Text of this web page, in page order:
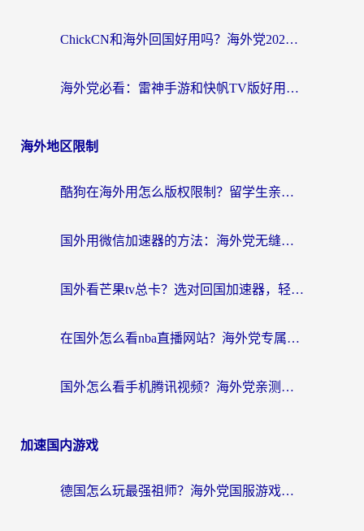
ChickCN和海外回国好用吗？海外党2026亲测：从手游到影音，选对加速器的3个关键
海外党必看：雷神手游和快帆TV版好用吗？3步选对回国加速器不踩坑
海外地区限制
酷狗在海外用怎么版权限制？留学生亲测：3步解决听国内音乐难题
国外用微信加速器的方法：海外党无缝连接国内生活的实用指南
国外看芒果tv总卡？选对回国加速器，轻松追《浪姐》不费劲
在国外怎么看nba直播网站？海外党专属体育观赛指南，告别地区限制！
国外怎么看手机腾讯视频？海外党亲测有效的追剧加速器选择指南
加速国内游戏
德国怎么玩最强祖师？海外党国服游戏加速器选择全攻略（附宝可梦Online实测）